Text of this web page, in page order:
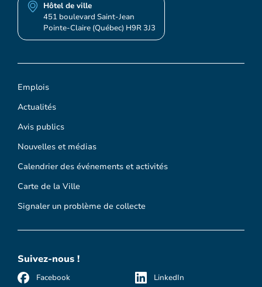
Emplois
Actualités
Avis publics
Nouvelles et médias
Calendrier des événements et activités
Carte de la Ville
Signaler un problème de collecte
Hôtel de ville
451 boulevard Saint-Jean
Pointe-Claire (Québec) H9R 3J3
Suivez-nous !
Facebook LinkedIn